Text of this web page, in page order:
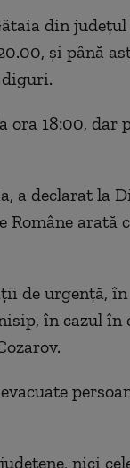
din
şi până
ora 18:00, dar
a declarat la
arată
de urgență,
în cazul în
nici